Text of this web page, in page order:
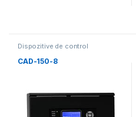
Dispozitive de control
CAD-150-8